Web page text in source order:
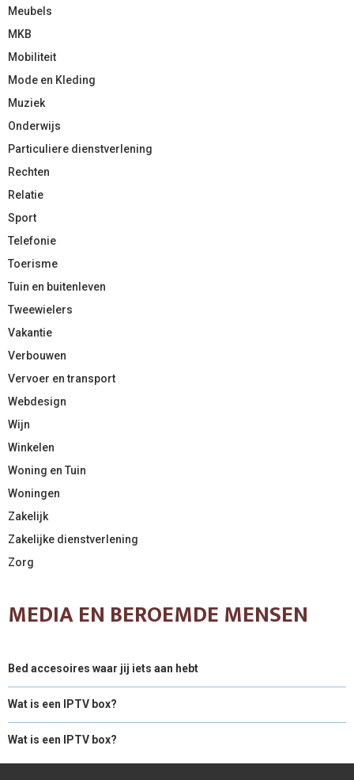
Meubels
MKB
Mobiliteit
Mode en Kleding
Muziek
Onderwijs
Particuliere dienstverlening
Rechten
Relatie
Sport
Telefonie
Toerisme
Tuin en buitenleven
Tweewielers
Vakantie
Verbouwen
Vervoer en transport
Webdesign
Wijn
Winkelen
Woning en Tuin
Woningen
Zakelijk
Zakelijke dienstverlening
Zorg
MEDIA EN BEROEMDE MENSEN
Bed accesoires waar jij iets aan hebt
Wat is een IPTV box?
Wat is een IPTV box?